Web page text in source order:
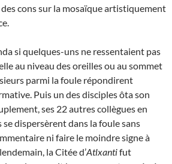
cons sur la mosaïque artistiquement
si quelques-uns ne ressentaient pas
au niveau des oreilles ou au sommet
parmi la foule répondirent
Puis un des disciples ôta son
ses 22 autres collègues en
dispersèrent dans la foule sans
ni faire le moindre signe à
la Citée d’Atlxantifut